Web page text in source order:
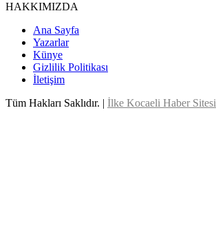
HAKKIMIZDA
Ana Sayfa
Yazarlar
Künye
Gizlilik Politikası
İletişim
Tüm Hakları Saklıdır. | İlke Kocaeli Haber Sitesi